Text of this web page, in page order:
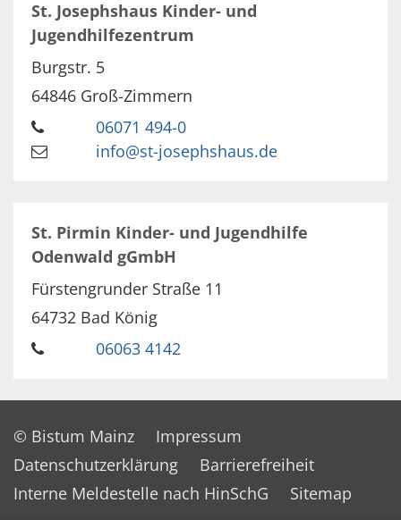
St. Josephshaus Kinder- und
Jugendhilfezentrum
Burgstr. 5
64846 Groß-Zimmern
06071 494-0
info@st-josephshaus.de
St. Pirmin Kinder- und Jugendhilfe
Odenwald gGmbH
Fürstengrunder Straße 11
64732 Bad König
06063 4142
© Bistum Mainz
Impressum
Datenschutzerklärung
Barrierefreiheit
Interne Meldestelle nach HinSchG
Sitemap